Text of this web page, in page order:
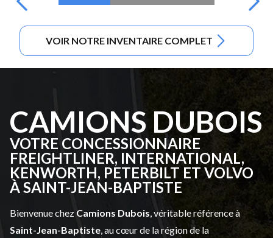
VOIR NOTRE INVENTAIRE COMPLET
CAMIONS DUBOIS
VOTRE CONCESSIONNAIRE
FREIGHTLINER, INTERNATIONAL,
KENWORTH, PETERBILT ET VOLVO
À SAINT-JEAN-BAPTISTE
Bienvenue chez Camions Dubois , véritable référence à
Saint-Jean-Baptiste , au cœur de la région de la